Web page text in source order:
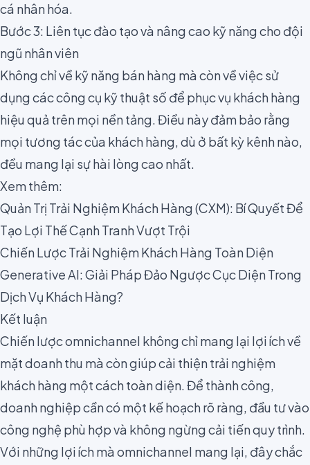
cá nhân hóa.
Bước 3: Liên tục đào tạo và nâng cao kỹ năng cho đội
ngũ nhân viên
Không chỉ về kỹ năng bán hàng mà còn về việc sử
dụng các công cụ kỹ thuật số để phục vụ khách hàng
hiệu quả trên mọi nền tảng. Điều này đảm bảo rằng
mọi tương tác của khách hàng, dù ở bất kỳ kênh nào,
đều mang lại sự hài lòng cao nhất.
Xem thêm:
Quản Trị Trải Nghiệm Khách Hàng (CXM): Bí Quyết Để
Tạo Lợi Thế Cạnh Tranh Vượt Trội
Chiến Lược Trải Nghiệm Khách Hàng Toàn Diện
Generative AI: Giải Pháp Đảo Ngược Cục Diện Trong
Dịch Vụ Khách Hàng?
Kết luận
Chiến lược omnichannel không chỉ mang lại lợi ích về
mặt doanh thu mà còn giúp cải thiện trải nghiệm
khách hàng một cách toàn diện. Để thành công,
doanh nghiệp cần có một kế hoạch rõ ràng, đầu tư vào
công nghệ phù hợp và không ngừng cải tiến quy trình.
Với những lợi ích mà omnichannel mang lại, đây chắc